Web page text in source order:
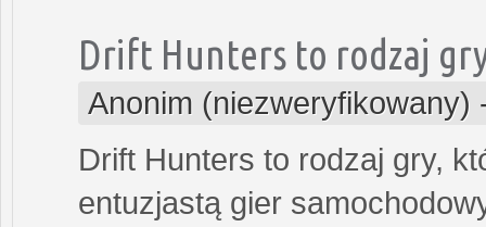
Drift Hunters to rodzaj
Anonim (niezweryfikowany)
Drift Hunters to rodzaj gry,
entuzjastą gier